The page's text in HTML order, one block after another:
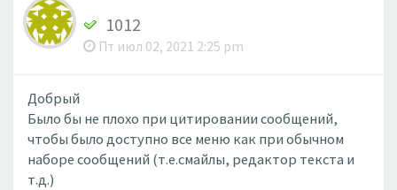
1012
Пт июл 02, 2021 2:25 pm
Добрый
Было бы не плохо при цитировании сообщений,
чтобы было доступно все меню как при обычном
наборе сообщений (т.е.смайлы, редактор текста и
т.д.)